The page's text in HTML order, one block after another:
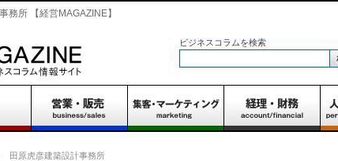
務所 【経営MAGAZINE】
ビジネスコラムを検索
田原虎彦建築設計事務所